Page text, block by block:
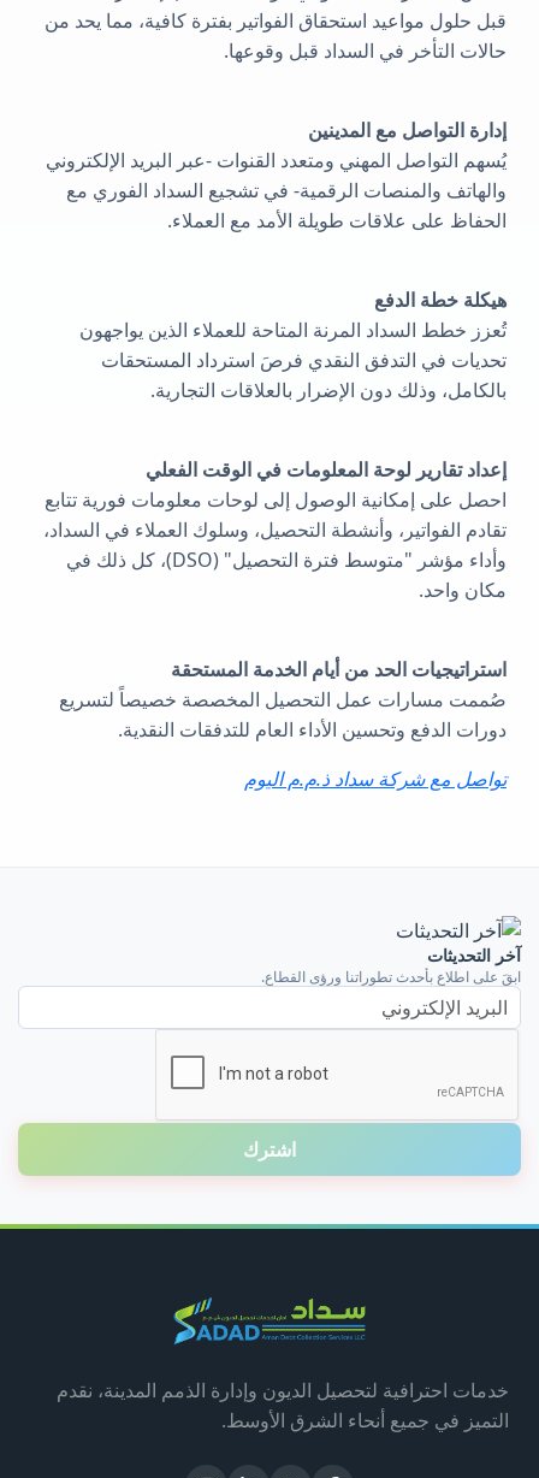
قبل حلول مواعيد استحقاق الفواتير بفترة كافية، مما يحد من
حالات التأخر في السداد قبل وقوعها.
إدارة التواصل مع المدينين
يُسهم التواصل المهني ومتعدد القنوات -عبر البريد الإلكتروني
والهاتف والمنصات الرقمية- في تشجيع السداد الفوري مع
الحفاظ على علاقات طويلة الأمد مع العملاء.
هيكلة خطة الدفع
تُعزز خطط السداد المرنة المتاحة للعملاء الذين يواجهون
تحديات في التدفق النقدي فرصَ استرداد المستحقات
بالكامل، وذلك دون الإضرار بالعلاقات التجارية.
إعداد تقارير لوحة المعلومات في الوقت الفعلي
احصل على إمكانية الوصول إلى لوحات معلومات فورية تتابع
تقادم الفواتير، وأنشطة التحصيل، وسلوك العملاء في السداد،
وأداء مؤشر "متوسط ​​فترة التحصيل" (DSO)، كل ذلك في
مكان واحد.
استراتيجيات الحد من أيام الخدمة المستحقة
صُممت مسارات عمل التحصيل المخصصة خصيصاً لتسريع
دورات الدفع وتحسين الأداء العام للتدفقات النقدية.
تواصل مع شركة سداد ذ.م.م اليوم
آخر التحديثات
ابقَ على اطلاعٍ بأحدث تطوراتنا ورؤى القطاع.
اشترك
خدمات احترافية لتحصيل الديون وإدارة الذمم المدينة، نقدم
التميز في جميع أنحاء الشرق الأوسط.